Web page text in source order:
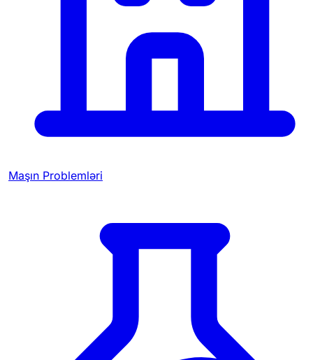
Maşın Problemləri